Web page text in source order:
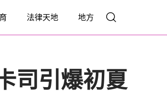
法律天地 地方
司引爆初夏